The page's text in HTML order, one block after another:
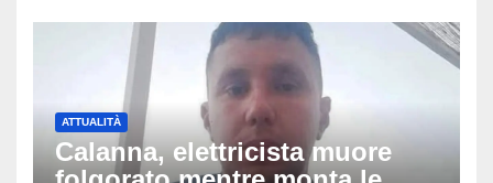
ATTUALITÀ
Calanna, elettricista muore